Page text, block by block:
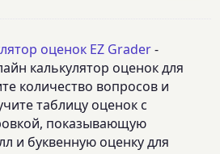
оценок EZ Grader-
калькулятор оценок для
количество вопросов и
таблицу оценок с
показывающую
и буквенную оценку для